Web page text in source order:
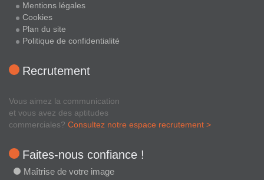
Mentions légales
Cookies
Plan du site
Politique de confidentialité
Recrutement
Vous aimez la communication
et vous avez des aptitudes
commerciales? Consultez notre espace recrutement >
Faites-nous confiance !
Maîtrise de votre image